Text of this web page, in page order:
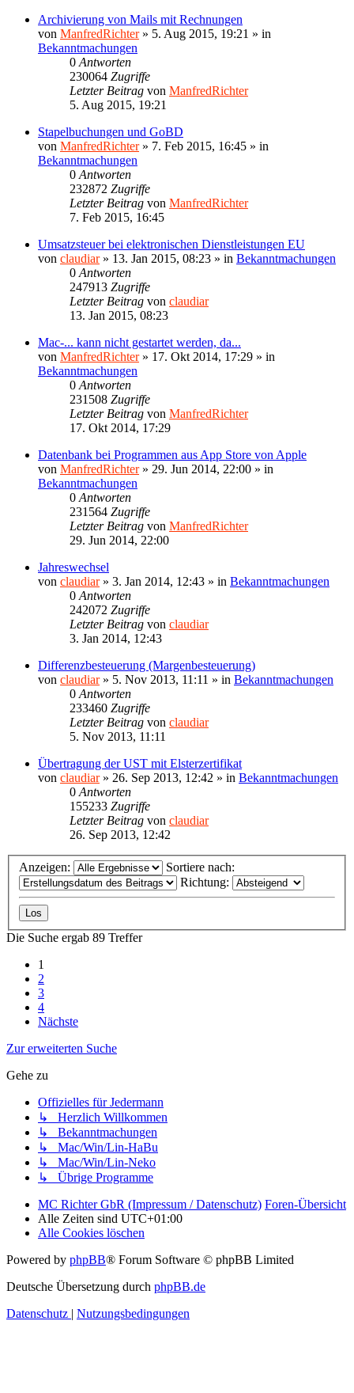
Archivierung von Mails mit Rechnungen
von ManfredRichter» 5. Aug 2015, 19:21 » in
Bekanntmachungen
0 Antworten
230064 Zugriffe
Letzter Beitrag von ManfredRichter
5. Aug 2015, 19:21
Stapelbuchungen und GoBD
von ManfredRichter» 7. Feb 2015, 16:45 » in
Bekanntmachungen
0 Antworten
232872 Zugriffe
Letzter Beitrag von ManfredRichter
7. Feb 2015, 16:45
Umsatzsteuer bei elektronischen Dienstleistungen EU
von claudiar» 13. Jan 2015, 08:23 » in Bekanntmachungen
0 Antworten
247913 Zugriffe
Letzter Beitrag von claudiar
13. Jan 2015, 08:23
Mac-... kann nicht gestartet werden, da...
von ManfredRichter» 17. Okt 2014, 17:29 » in
Bekanntmachungen
0 Antworten
231508 Zugriffe
Letzter Beitrag von ManfredRichter
17. Okt 2014, 17:29
Datenbank bei Programmen aus App Store von Apple
von ManfredRichter» 29. Jun 2014, 22:00 » in
Bekanntmachungen
0 Antworten
231564 Zugriffe
Letzter Beitrag von ManfredRichter
29. Jun 2014, 22:00
Jahreswechsel
von claudiar» 3. Jan 2014, 12:43 » in Bekanntmachungen
0 Antworten
242072 Zugriffe
Letzter Beitrag von claudiar
3. Jan 2014, 12:43
Differenzbesteuerung (Margenbesteuerung)
von claudiar» 5. Nov 2013, 11:11 » in Bekanntmachungen
0 Antworten
233460 Zugriffe
Letzter Beitrag von claudiar
5. Nov 2013, 11:11
Übertragung der UST mit Elsterzertifikat
von claudiar» 26. Sep 2013, 12:42 » in Bekanntmachungen
0 Antworten
155233 Zugriffe
Letzter Beitrag von claudiar
26. Sep 2013, 12:42
Anzeigen:
Sortiere nach:
Richtung:
Die Suche ergab 89 Treffer
1
2
3
4
Nächste
Zur erweiterten Suche
Gehe zu
Offizielles für Jedermann
↳ Herzlich Willkommen
↳ Bekanntmachungen
↳ Mac/Win/Lin-HaBu
↳ Mac/Win/Lin-Neko
↳ Übrige Programme
MC Richter GbR (Impressum / Datenschutz) Foren-Übersicht
Alle Zeiten sind UTC+01:00
Alle Cookies löschen
Powered by phpBB® Forum Software © phpBB Limited
Deutsche Übersetzung durch phpBB.de
Datenschutz
Nutzungsbedingungen